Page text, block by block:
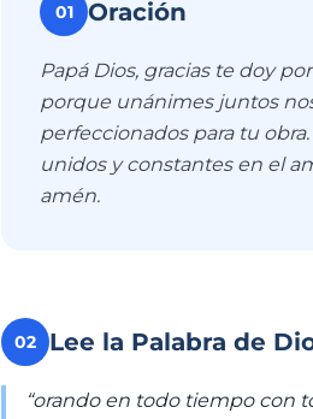
01 Oración
Papá Dios, gracias te doy
porque unánimes juntos
perfeccionados para tu
unidos y constantes en el
amén.
02 Lee la Palabra de
“orando en todo tiempo con